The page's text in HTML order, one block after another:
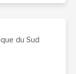
du Sud